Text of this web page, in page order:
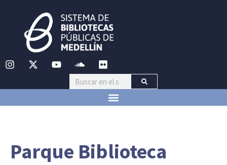
Parque Biblioteca